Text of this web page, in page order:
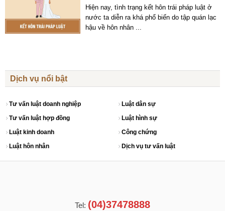
Hiện nay, tình trạng kết hôn trái pháp luật ở
nước ta diễn ra khá phổ biến do tập quán lạc
hậu về hôn nhân
Dịch vụ nổi bật
Tư vấn luật doanh nghiệp
Tư vấn luật hợp đồng
Luật dân sự
Luật hình sự
Luật kinh doanh
Luật hôn nhân
Công chứng
Dịch vụ tư vấn luật
Tel: (04)37478888